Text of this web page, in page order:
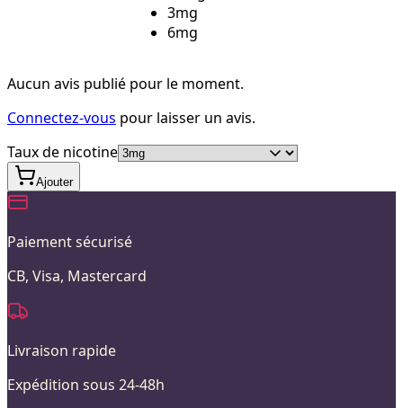
3mg
6mg
Aucun avis publié pour le moment.
Connectez-vous pour laisser un avis.
Taux de nicotine
Ajouter
Paiement sécurisé
CB, Visa, Mastercard
Livraison rapide
Expédition sous 24-48h